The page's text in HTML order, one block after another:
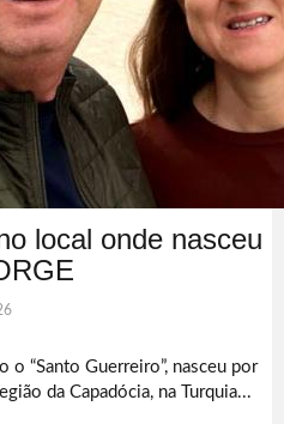
local onde nasceu
o “Santo Guerreiro”, nasceu por
da Capadócia, na Turquia...